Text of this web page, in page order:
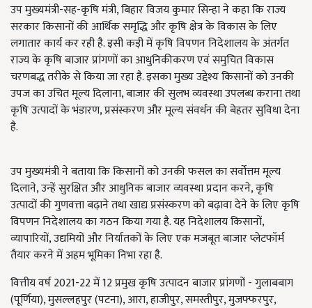
उप मुख्यमंत्री-सह-कृषि मंत्री, बिहार विजय कुमार सिन्हा ने कहा कि राज्य
सरकार किसानों की आर्थिक समृद्धि और कृषि क्षेत्र के विकास के लिए
लगातार कार्य कर रही है. इसी कड़ी में कृषि विपणन निदेशालय के अंतर्गत
राज्य के कृषि बाजार प्रांगणों का आधुनिकीकरण एवं समुचित विकास
चरणबद्ध तरीके से किया जा रहा है. इसका मुख्य उद्देश्य किसानों को उनकी
उपज का उचित मूल्य दिलाना, बाजार की सुलभ व्यवस्था उपलब्ध कराना तथा
कृषि उत्पादों के भंडारण, प्रसंस्करण और मूल्य संवर्धन की बेहतर सुविधा देना
है.
उप मुख्यमंत्री ने बताया कि किसानों को उनकी फसल का सर्वोत्तम मूल्य
दिलाने, उन्हें सुरक्षित और आधुनिक बाजार व्यवस्था प्रदान करने, कृषि
उत्पादों की गुणवत्ता बढ़ाने तथा खाद्य प्रसंस्करण को बढ़ावा देने के लिए कृषि
विपणन निदेशालय का गठन किया गया है. यह निदेशालय किसानों,
व्यापारियों, उद्यमियों और निर्यातकों के लिए एक मजबूत बाजार प्लेटफॉर्म
तैयार करने में अहम भूमिका निभा रहा है.
वित्तीय वर्ष 2021-22 में 12 प्रमुख कृषि उत्पादन बाजार प्रांगणों - गुलाबबाग
(पूर्णिया), मुसल्लहपुर (पटना), आरा, हाजीपुर, समस्तीपुर, मुजफ्फरपुर,